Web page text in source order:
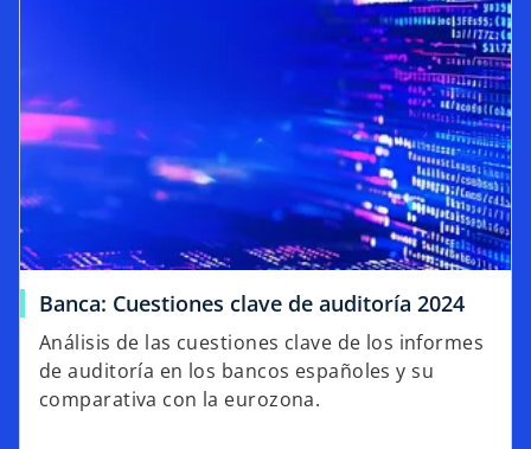
Banca: Cuestiones clave de auditoría 2024
Análisis de las cuestiones clave de los informes
de auditoría en los bancos españoles y su
comparativa con la eurozona.